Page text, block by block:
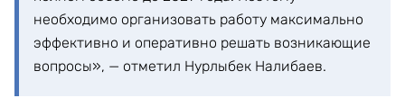
необходимо организовать работу максимально
эффективно и оперативно решать возникающие
вопросы», — отметил Нурлыбек Налибаев.